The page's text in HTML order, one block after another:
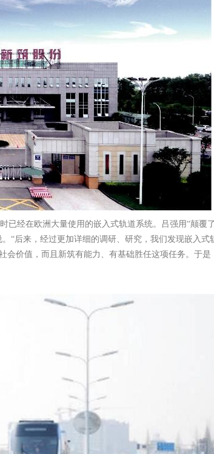
已经在欧洲大量使用的嵌入式轨道系统。吕强用“颠
“后来，经过更加详细的调研、研究，我们发现嵌入
价值，而且新筑有能力、有基础胜任这项任务。于